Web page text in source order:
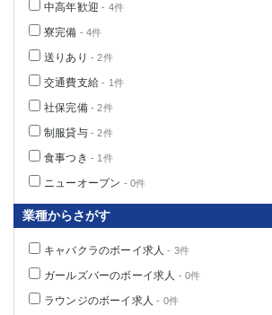
中高年歓迎 - 4件
寮完備 - 4件
送りあり - 2件
交通費支給 - 1件
社保完備- 2件
制服貸与- 2件
食事つき - 1件
ニューオープン - 0件
業種からさがす
キャバクラのボーイ求人 - 3件
ガールズバーのボーイ求人 - 0件
ラウンジのボーイ求人 - 0件